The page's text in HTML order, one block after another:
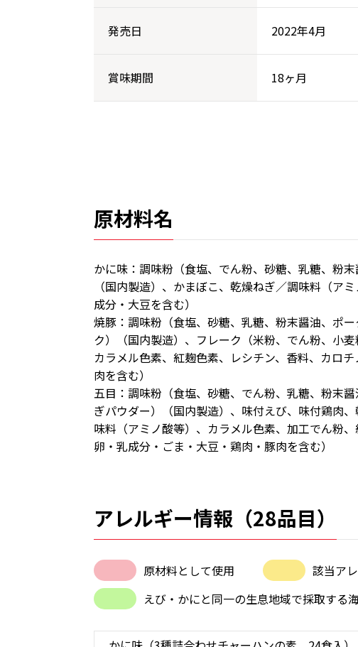
発売日 2022年4月
賞味期間 18ヶ月
原材料名
かに味：調味粉（食塩、でん粉、砂糖、乳糖、粉
（国内製造）、かまぼこ、乾燥ねぎ／調味料（ア
成分・大豆を含む）
焼豚：調味粉（食塩、砂糖、乳糖、粉末醤油、ポ
ク）（国内製造）、フレーク（米粉、でん粉、小
カラメル色素、紅麹色素、レシチン、香料、カロ
肉を含む）
五目：調味粉（食塩、砂糖、でん粉、乳糖、粉末
ぎパウダー）（国内製造）、味付えび、味付鶏肉
味料（アミノ酸等）、カラメル色素、加工でん粉
卵・乳成分・ごま・大豆・鶏肉・豚肉を含む）
アレルギー情報（28品目）
原材料として使用
該当ア
えび・かにと同一の生息地域で採取する